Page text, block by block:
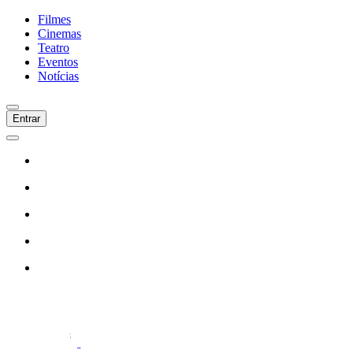
Filmes
Cinemas
Teatro
Eventos
Notícias
Entrar
Filmes
Cinemas